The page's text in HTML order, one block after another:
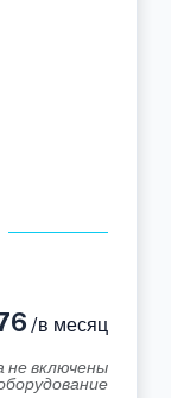
/в месяц
включены